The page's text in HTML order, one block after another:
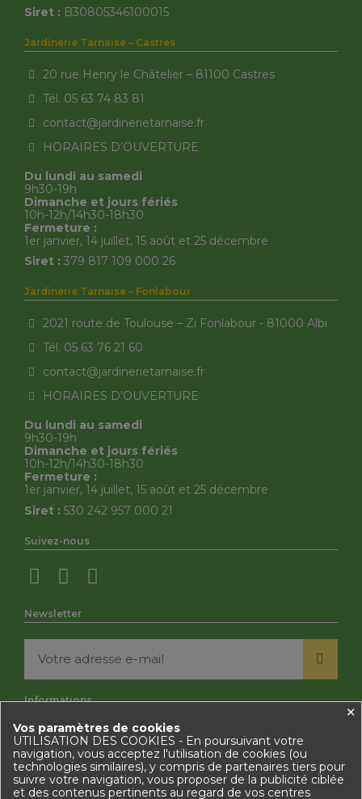
Siret : B30805346100015
Jardinerie Tarnaise – Castres
20 rue Henry le Châtelier – 81100 Castres
Tél. 05 63 74 83 81
contact@jardinerietarnaise.fr
HORAIRES D’OUVERTURE
Du lundi au samedi
9h30-19h
Dimanche et jours fériés
10h-12h/14h30-18h30
Fermeture :
1er janvier, 14 juillet, 15 août et 25 décembre
Siret : 379 817 109 000 26
Jardinerie Tarnaise – Fonlabour
2021 route de Toulouse – Zi Fonlabour - 81000 Albi
Tél. 05 63 76 21 60
contact@jardinerietarnaise.fr
HORAIRES D’OUVERTURE
Du lundi au samedi
9h30-19h
Dimanche et jours fériés
10h-12h/14h30-18h30
Fermeture :
1er janvier, 14 juillet, 15 août et 25 décembre
Siret : 530 242 957 000 21
Suivez-nous
Newsletter
Informations
Mentions légales
Politique des cookies
Politique de Confidentialité
Conditions Générales de Vente
Contactez-nous
×
Vos paramètres de cookies
UTILISATION DES COOKIES - En poursuivant votre
navigation, vous acceptez l'utilisation de cookies (ou
technologies similaires), y compris de partenaires tiers pour
suivre votre navigation, vous proposer de la publicité ciblée
et des contenus pertinents au regard de vos centres